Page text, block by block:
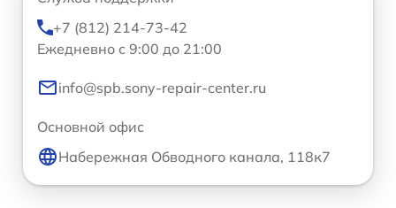
+7 (812) 214-73-42
Ежедневно с 9:00 до 21:00
info@spb.sony-repair-center.ru
Основной офис
Набережная Обводного канала, 118к7